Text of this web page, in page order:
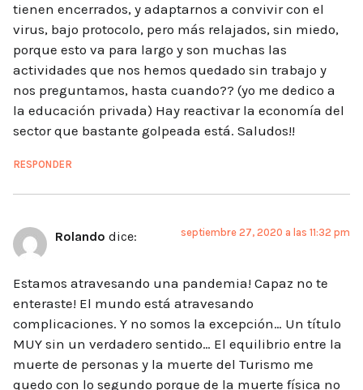
tienen encerrados, y adaptarnos a convivir con el
virus, bajo protocolo, pero más relajados, sin miedo,
porque esto va para largo y son muchas las
actividades que nos hemos quedado sin trabajo y
nos preguntamos, hasta cuando?? (yo me dedico a
la educación privada) Hay reactivar la economía del
sector que bastante golpeada está. Saludos!!
RESPONDER
Rolando dice: septiembre 27, 2020 a las 11:32 pm
Estamos atravesando una pandemia! Capaz no te
enteraste! El mundo está atravesando
complicaciones. Y no somos la excepción… Un título
MUY sin un verdadero sentido… El equilibrio entre la
muerte de personas y la muerte del Turismo me
quedo con lo segundo porque de la muerte física no